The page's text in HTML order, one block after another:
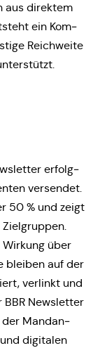
aus direk­tem
ein Kom­
Reich­wei­te
erfolg­
ver­sen­det.
50 % und zeigt
über
bleiben auf der
ver­linkt und
News­let­ter
der Man­dan­
digi­ta­len